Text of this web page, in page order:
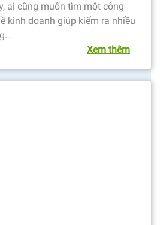
ai cũng muốn tìm một công
kinh doanh giúp kiếm ra nhiều
Xem thêm